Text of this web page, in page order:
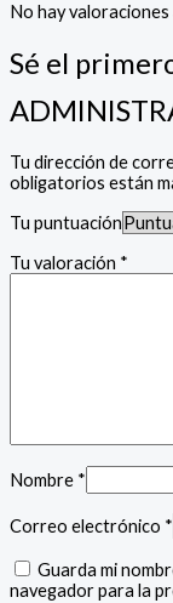
No hay valoraciones
Sé el
Tu dirección de
obligatorios están
Tu puntuación
Tu valoración *
Nombre *
Correo electrónico *
Guarda mi
navegador para la